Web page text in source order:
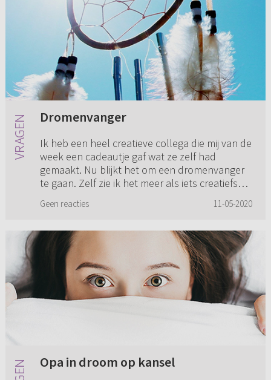
Dromenvanger
Ik heb een heel creatieve collega die mij van de
week een cadeautje gaf wat ze zelf had
gemaakt. Nu blijkt het om een dromenvanger
te gaan. Zelf zie ik het meer als iets creatiefs
Geen reacties 11-05-2020
Opa in droom op kansel